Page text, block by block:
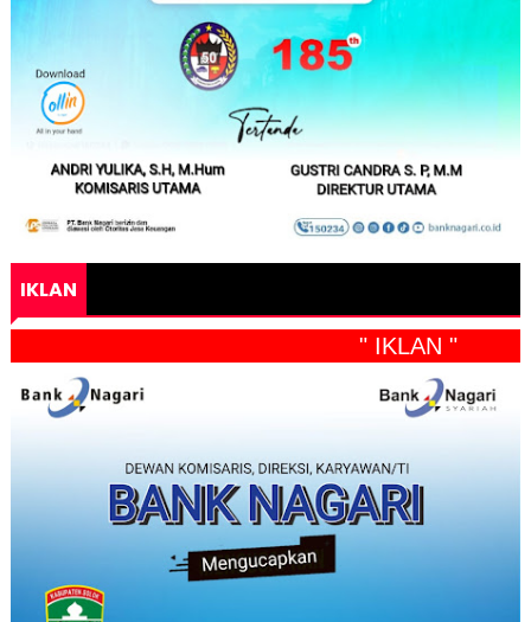
IKLAN
" IKLAN "